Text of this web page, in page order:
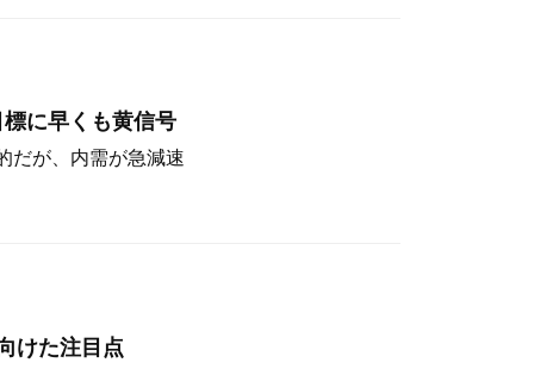
に早くも黄信号
だが、内需が急減速
けた注目点